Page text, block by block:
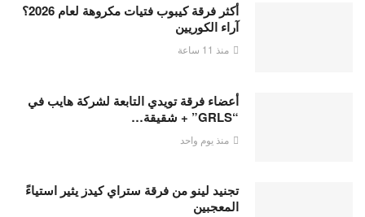
أكثر فرقة كيبوب فتيات مكروهة لعام 2026؟
آراء الكوريين
منذ 11 ساعة
أعضاء فرقة تويدي التابعة لشركة هايب في
“GRLS” + شقيقة…
منذ يوم واحد
تجنيد لينو من فرقة ستراي كيدز يثير استياءً
المعجبين